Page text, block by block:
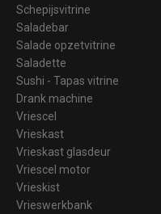
Schepijsvitrine
Saladebar
Salade opzetvitrine
Saladette
Sushi - Tapas vitrine
Drank machine
Vriescel
Vrieskast
Vrieskast glasdeur
Vriescel motor
Vrieskist
Vrieswerkbank